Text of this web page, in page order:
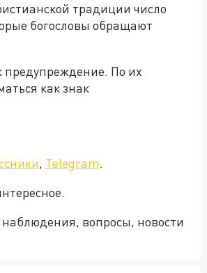
традиции число
богословы обращают
предупреждение. По их
как знак
, Telegram.
вопросы, новости